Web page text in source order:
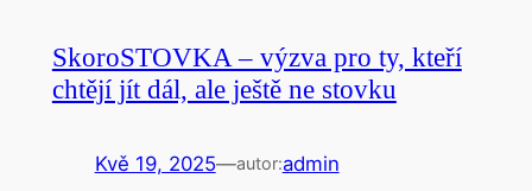
SkoroSTOVKA – výzva pro ty, kteří
chtějí jít dál, ale ještě ne stovku
Kvě 19, 2025—autor:admin